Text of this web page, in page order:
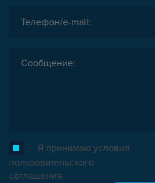
Я принимаю условия
пользовательского
соглашения